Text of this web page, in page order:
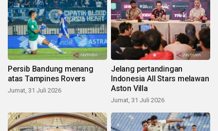
Persib Bandung menang
atas Tampines Rovers
Jumat, 31 Juli 2026
Jelang pertandingan
Indonesia All Stars melawan
Aston Villa
Jumat, 31 Juli 2026